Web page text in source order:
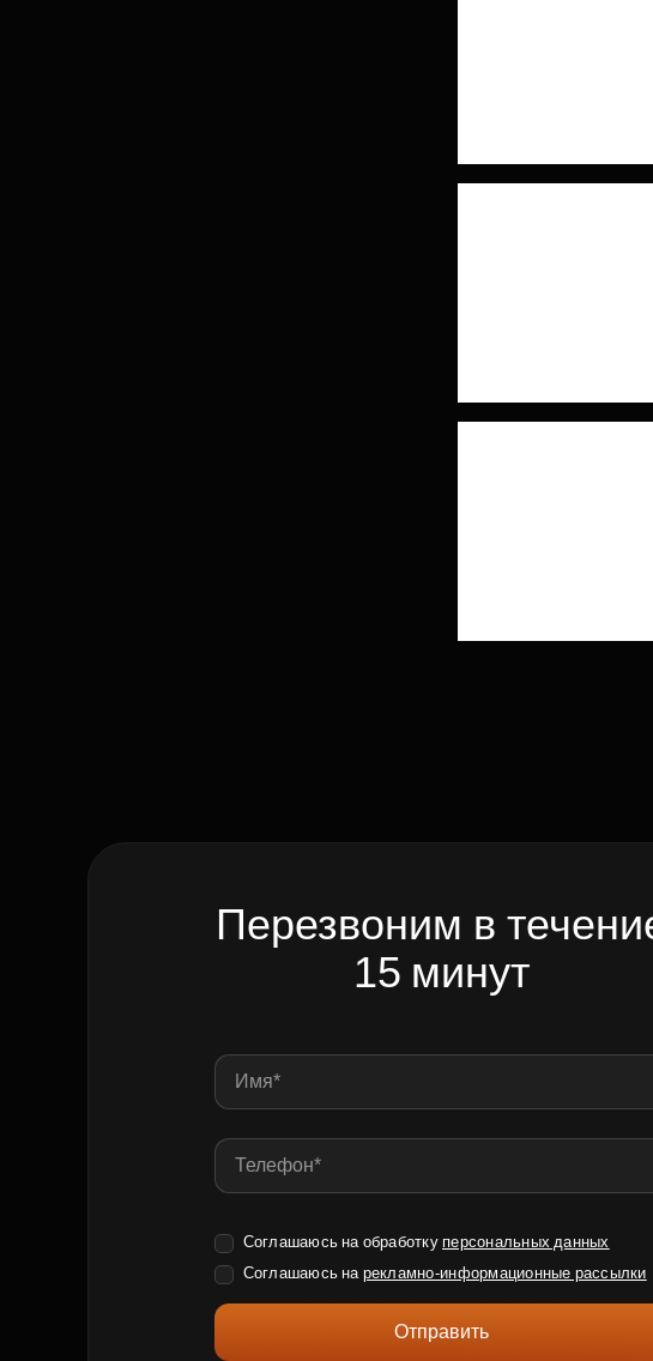
Перезвоним в
15 минут
Соглашаюсь на обработку персональных данных
Соглашаюсь на рекламно-информационные рассылки
Отправить